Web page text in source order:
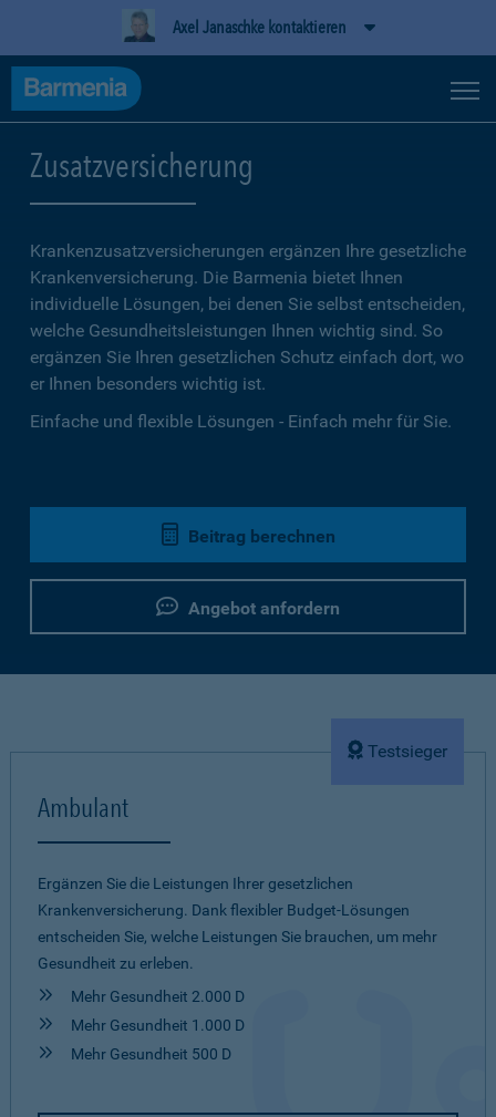
Axel Janaschke kontaktieren
Zusatzversicherung
Krankenzusatzversicherungen ergänzen Ihre gesetzliche
Kranken­versicherung. Die Barmenia bietet Ihnen
individuelle Lösungen, bei denen Sie selbst entscheiden,
welche Gesundheitsleistungen Ihnen wichtig sind. So
ergänzen Sie Ihren gesetzlichen Schutz einfach dort, wo
er Ihnen besonders wichtig ist.
Einfache und flexible Lösungen - Einfach mehr für Sie.
Beitrag berechnen
Angebot anfordern
Testsieger
Ambulant
Ergänzen Sie die Leistungen Ihrer gesetzlichen
Krankenversicherung. Dank flexibler Budget-Lösungen
entscheiden Sie, welche Leistungen Sie brauchen, um mehr
Gesundheit zu erleben.
Mehr Gesundheit 2.000 D
Mehr Gesundheit 1.000 D
Mehr Gesundheit 500 D